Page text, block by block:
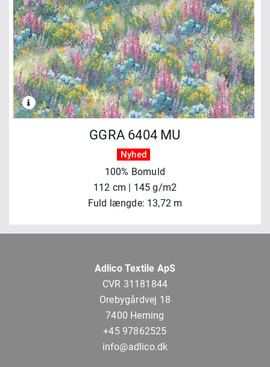
GGRA 6404 MU
Nyhed
100% Bomuld
112 cm | 145 g/m2
Fuld længde: 13,72 m
Adlico Textile ApS
CVR 31181844
Orebygårdvej 18
7400 Herning
+45 97862525
info@adlico.dk